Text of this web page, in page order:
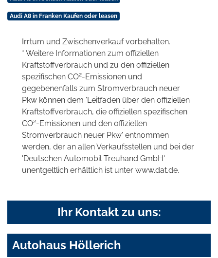
Audi A8 in Franken Kaufen oder leasen
Irrtum und Zwischenverkauf vorbehalten.
* Weitere Informationen zum offiziellen
Kraftstoffverbrauch und zu den offiziellen
spezifischen CO2-Emissionen und
gegebenenfalls zum Stromverbrauch neuer
Pkw können dem 'Leitfaden über den offiziellen
Kraftstoffverbrauch, die offiziellen spezifischen
CO2-Emissionen und den offiziellen
Stromverbrauch neuer Pkw' entnommen
werden, der an allen Verkaufsstellen und bei der
'Deutschen Automobil Treuhand GmbH'
unentgeltlich erhältlich ist unter www.dat.de.
Ihr Kontakt zu uns:
Autohaus Höllerich